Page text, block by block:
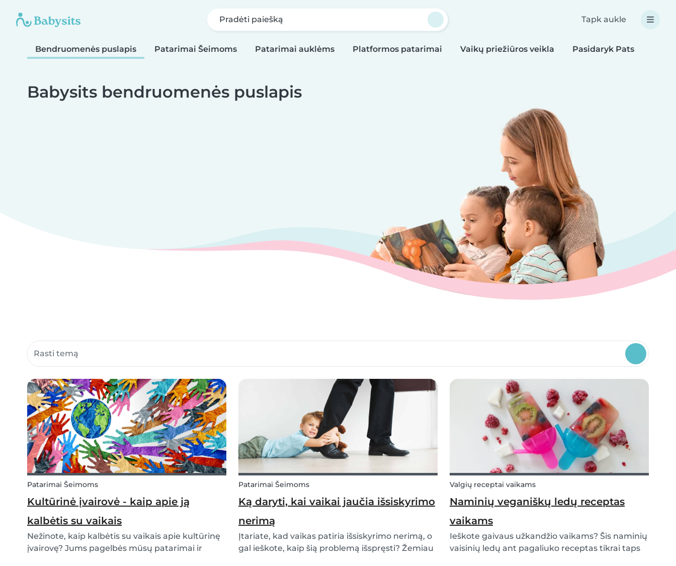
Pradėti paiešką Tapk aukle
Bendruomenės puslapis Patarimai Šeimoms Patarimai auklėms Platformos patarimai Vaikų priežiūros veikla Pasidaryk Pats
Babysits bendruomenės puslapis
Ieškoti bendruomenės puslapių
Patarimai Šeimoms
Kultūrinė įvairovė - kaip apie ją
kalbėtis su vaikais
Nežinote, kaip kalbėtis su vaikais apie kultūrinę
įvairovę? Jums pagelbės mūsų patarimai ir
Patarimai Šeimoms
Ką daryti, kai vaikai jaučia išsiskyrimo
nerimą
Įtariate, kad vaikas patiria išsiskyrimo nerimą, o
gal ieškote, kaip šią problemą išspręsti? Žemiau
Valgių receptai vaikams
Naminių veganiškų ledų receptas
vaikams
Ieškote gaivaus užkandžio vaikams? Šis naminių
vaisinių ledų ant pagaliuko receptas tikrai taps